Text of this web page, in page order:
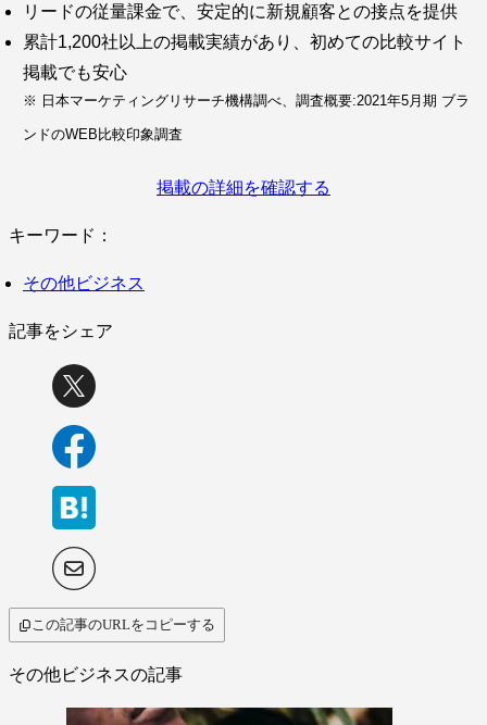
リードの従量課金で、安定的に新規顧客との接点を提供
累計1,200社以上の掲載実績があり、初めての比較サイト
掲載でも安心
※ 日本マーケティングリサーチ機構調べ、調査概要:2021年5月期 ブラ
ンドのWEB比較印象調査
掲載の詳細を確認する
キーワード：
その他ビジネス
記事をシェア
この記事のURLをコピーする
その他ビジネスの記事